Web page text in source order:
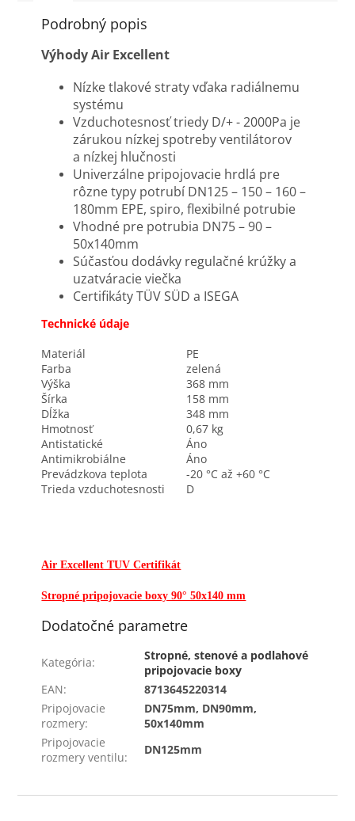
Podrobný popis
Výhody Air Excellent
Nízke tlakové straty vďaka radiálnemu
systému
Vzduchotesnosť triedy D/+ - 2000Pa je
zárukou nízkej spotreby ventilátorov
a nízkej hlučnosti
Univerzálne pripojovacie hrdlá pre
rôzne typy potrubí DN125 – 150 – 160 –
180mm EPE, spiro, flexibilné potrubie
Vhodné pre potrubia DN75 – 90 –
50x140mm
Súčasťou dodávky regulačné krúžky a
uzatváracie viečka
Certifikáty TÜV SÜD a ISEGA
Technické údaje
Materiál
PE
Farba
zelená
Výška
368 mm
Šírka
158 mm
Dĺžka
348 mm
Hmotnosť
0,67 kg
Antistatické
Áno
Antimikrobiálne
Áno
Prevádzkova teplota
-20 °C až +60 °C
Trieda vzduchotesnosti
D
Air Excellent TUV Certifikát
Stropné pripojovacie boxy 90° 50x140 mm
Dodatočné parametre
Kategória:
Stropné, stenové a podlahové
pripojovacie boxy
EAN:
8713645220314
Pripojovacie
rozmery:
DN75mm, DN90mm,
50x140mm
Pripojovacie
rozmery ventilu:
DN125mm